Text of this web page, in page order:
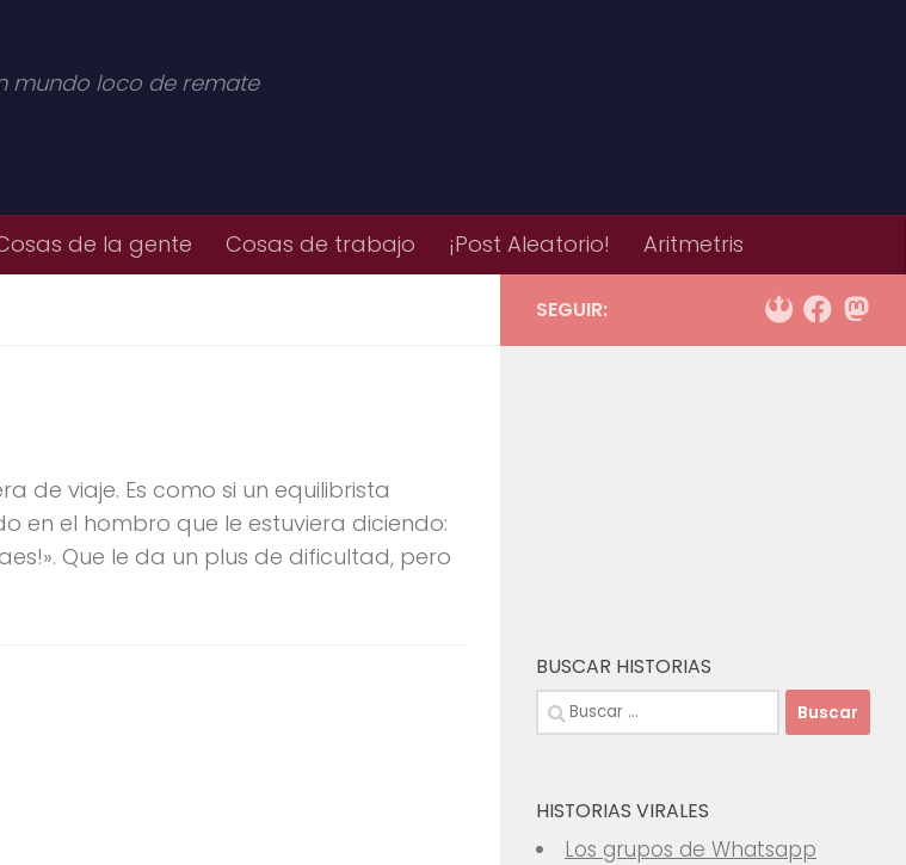
mundo loco de remate
de la gente Cosas de trabajo ¡Post Aleatorio! Aritmetris
de viaje. Es como si un equilibrista
en el hombro que le estuviera diciendo:
Que le da un plus de dificultad, pero
SEGUIR:
BUSCAR HISTORIAS
Buscar:
HISTORIAS VIRALES
Los grupos de Whatsapp